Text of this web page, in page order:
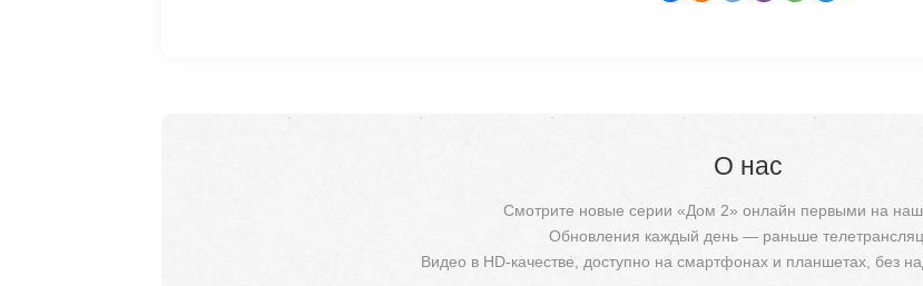
О нас
Смотрите новые серии «Дом 2» онлайн первыми на
Обновления каждый день — раньше
Видео в HD-качестве, доступно на смартфонах и планшетах, без